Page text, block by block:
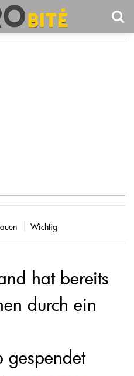
Wichtig
hat bereits
durch ein
gespendet